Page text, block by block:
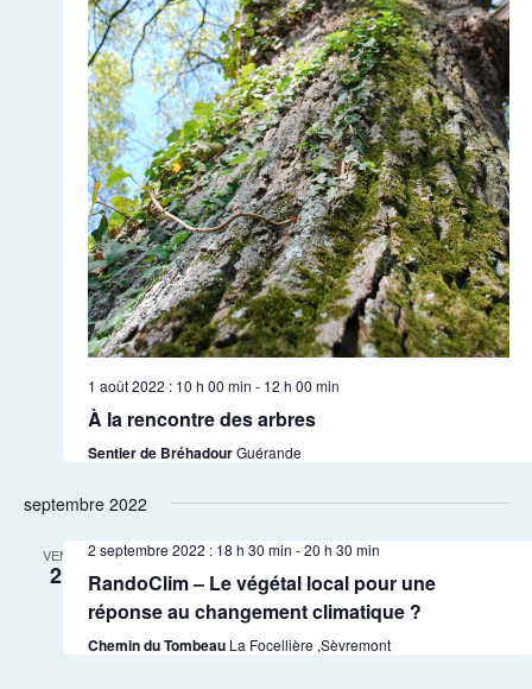
1 août 2022 : 10 h 00 min - 12 h 00 min
À la rencontre des arbres
Sentier de BréhadourGuérande
septembre 2022
VEN
2
2 septembre 2022 : 18 h 30 min -20 h 30 min
RandoClim – Le végétal local pour une
réponse au changement climatique ?
Chemin du Tombeau La Focellière ,Sèvremont